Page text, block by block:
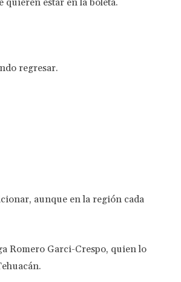
regresar.
aunque en la región cada
Romero Garci-Crespo, quien lo